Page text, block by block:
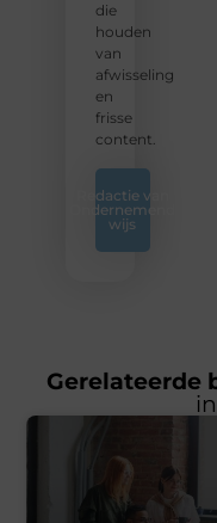
die
houden
van
afwisseling
en
frisse
content.
Redactie van
Ondernemend
wijs
Gerelateerde